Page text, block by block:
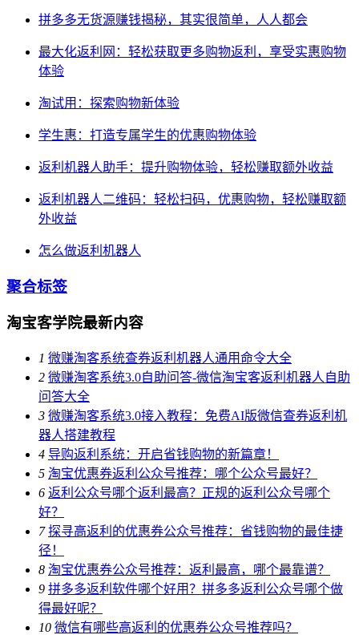
拼多多无货源赚钱揭秘，其实很简单，人人都会
最大化返利网：轻松获取更多购物返利，享受实惠购物
体验
淘试用：探索购物新体验
学生惠：打造专属学生的优惠购物体验
返利机器人助手：提升购物体验，轻松赚取额外收益
返利机器人二维码：轻松扫码，优惠购物，轻松赚取额
外收益
怎么做返利机器人
聚合标签
淘宝客学院最新内容
1 微赚淘客系统查券返利机器人通用命令大全
2 微赚淘客系统3.0自助问答-微信淘宝客返利机器人自助
问答大全
3 微赚淘客系统3.0接入教程：免费AI版微信查券返利机
器人搭建教程
4 导购返利系统：开启省钱购物的新篇章！
5 淘宝优惠券返利公众号推荐：哪个公众号最好？
6 返利公众号哪个返利最高？正规的返利公众号哪个
好？
7 探寻高返利的优惠券公众号推荐：省钱购物的最佳捷
径！
8 淘宝优惠券公众号推荐：返利最高，哪个最靠谱？
9 拼多多返利软件哪个好用？拼多多返利公众号哪个做
得最好呢？
10 微信有哪些高返利的优惠券公众号推荐吗？